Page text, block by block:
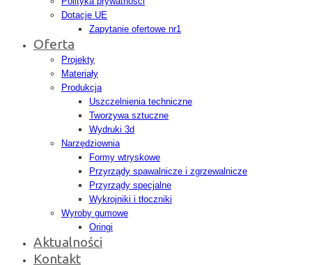
Dotacje UE
Zapytanie ofertowe nr1
Oferta
Projekty
Materiały
Produkcja
Uszczelnienia techniczne
Tworzywa sztuczne
Wydruki 3d
Narzędziownia
Formy wtryskowe
Przyrządy spawalnicze i zgrzewalnicze
Przyrządy specjalne
Wykrojniki i tłoczniki
Wyroby gumowe
Oringi
Aktualności
Kontakt